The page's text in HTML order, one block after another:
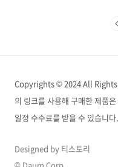
능하므로, 대상이 되는지 꼼꼼
Copyrights © 2024 All Rights
의 링크를 사용해 구매한 제품
일정 수수료를 받을 수 있습니다.
Designed by 티스토리